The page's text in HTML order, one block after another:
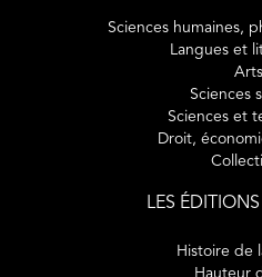
Sciences humaines,
Langues et
Arts
Sciences
Sciences et
Droit,
LES
Histoire de
Hauteur